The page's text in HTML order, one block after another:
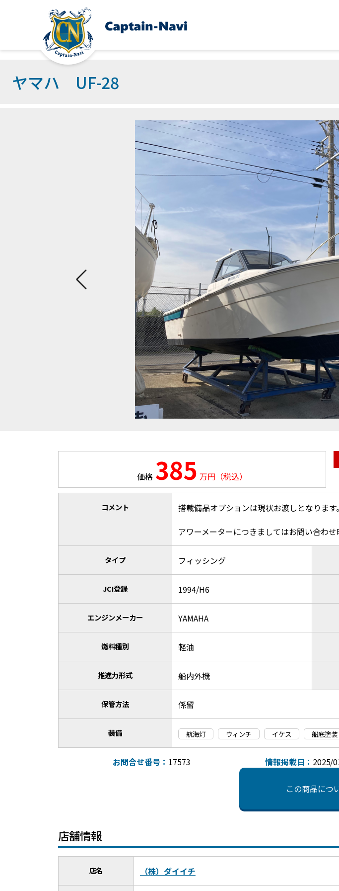
ヤマハ UF-28
価格 385 万円（税込）
コメント
搭載備品オプションは現状お渡しとなりま
アワーメーターにつきましてはお問い合わせ
タイプ フィッシング
JCI登録 1994/H6
エンジンメーカー YAMAHA
燃料種別 軽油
推進力形式 船内外機
保管方法 係留
装備 航海灯 ウィンチ イケス 船底塗装
お問合せ番号： 17573 情報掲載日： 2025/
この商品につ
店舗情報
店名 （株）ダイイチ